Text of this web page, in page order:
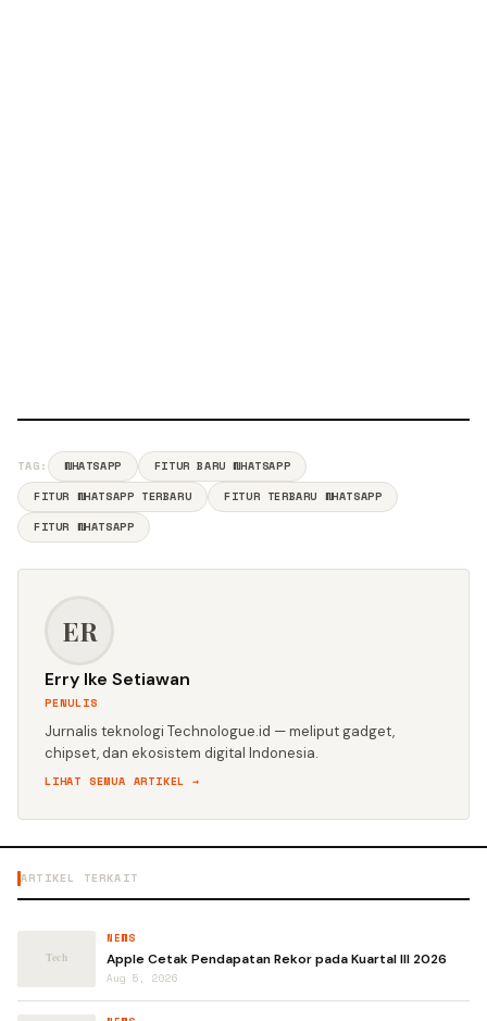
TAG: WHATSAPP
FITUR BARU WHATSAPP
FITUR WHATSAPP TERBARU
FITUR TERBARU WHATSAPP
FITUR WHATSAPP
ER
Erry Ike Setiawan
PENULIS
Jurnalis teknologi Technologue.id — meliput gadget,
chipset, dan ekosistem digital Indonesia.
LIHAT SEMUA ARTIKEL →
ARTIKEL TERKAIT
NEWS
Apple Cetak Pendapatan Rekor pada Kuartal III 2026
Aug 5, 2026